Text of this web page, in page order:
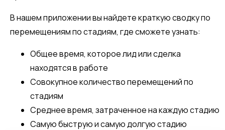
В нашем приложении вы найдете краткую сводку по
перемещениям по стадиям, где сможете узнать:
Общее время, которое лид или сделка
находятся в работе
Совокупное количество перемещений по
стадиям
Среднее время, затраченное на каждую стадию
Самую быструю и самую долгую стадию